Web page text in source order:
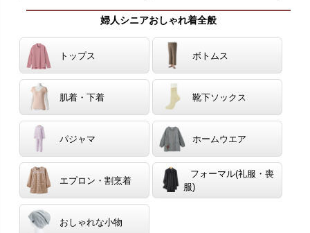
婦人シニアおしゃれ着全般
トップス ボトムス
肌着・下着 靴下ソックス
パジャマ ホームウエア
エプロン・割烹着
フォーマル(礼服・喪
服)
おしゃれな小物